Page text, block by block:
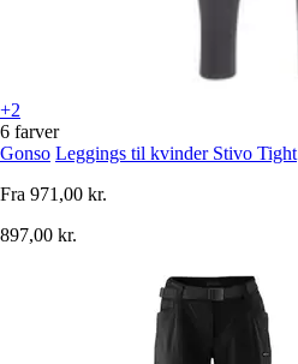
+2
6 farver
Gonso Leggings til kvinder Stivo Tight
Fra 971,00 kr.
897,00 kr.